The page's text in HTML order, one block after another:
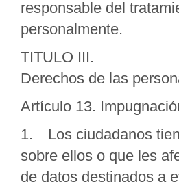
responsable del
personalmente.
TITULO III.
Derechos de las
Artículo 13.
1. Los ciudadanos
sobre ellos o que les
de datos destinados a